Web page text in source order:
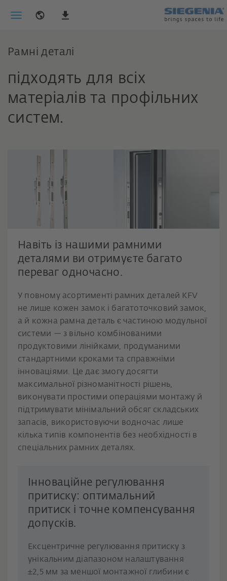
Рамні деталі
підходять для всіх
матеріалів та профільних
систем.
Навіть із нашими рамними
деталями ви отримуєте багато
переваг одночасно.
У повному асортименті рамних деталей KFV
не лише кожен замок і багатоточковий замок,
а й кожна рамна деталь є частиною модульної
системи — з вільно комбінованими
продуктовими лінійками, продуманими
стандартними кроками та справжніми
інноваціями. Це дає змогу досягти
максимальної різноманітності рішень,
виконувати простими операціями монтажу й
підтримувати мінімальний обсяг складських
запасів, використовуючи водночас лише
кілька типів компонентів без необхідності в
спеціальних рамних деталях.
Інноваційне регулювання
притиску: оптимальний
притиск і точне компенсування
допусків.
Ексцентричне регулювання притиску з
унікальним діапазоном налаштування
±2,5 мм за меншої монтажної глибини є